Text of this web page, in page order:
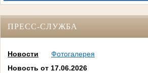
ПРЕСС-СЛУЖБА
Новости
Фотогалерея
Новость от 17.06.2026